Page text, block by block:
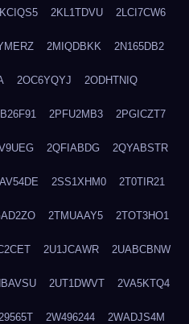
2KL1TDVU 2LCI7CW6
2MIQDBKK 2N165DB2
2OC6YQYJ 2ODHTNIQ
2PFU2MB3 2PGICZT7
2QFIABDG 2QYABSTR
2SS1XHM0 2T0TIR21
2TMUAAY5 2TOT3HO1
2U1JCAWR 2UABCBNW
2UT1DWVT 2VA5KTQ4
2W496244 2WADJS4M